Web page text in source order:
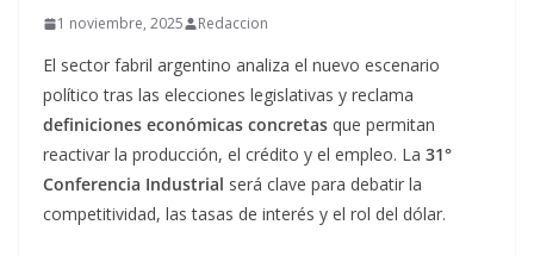
1 noviembre, 2025 Redaccion
El sector fabril argentino analiza el nuevo escenario
político tras las elecciones legislativas y reclama
definiciones económicas concretas que permitan
reactivar la producción, el crédito y el empleo. La 31°
Conferencia Industrial será clave para debatir la
competitividad, las tasas de interés y el rol del dólar.